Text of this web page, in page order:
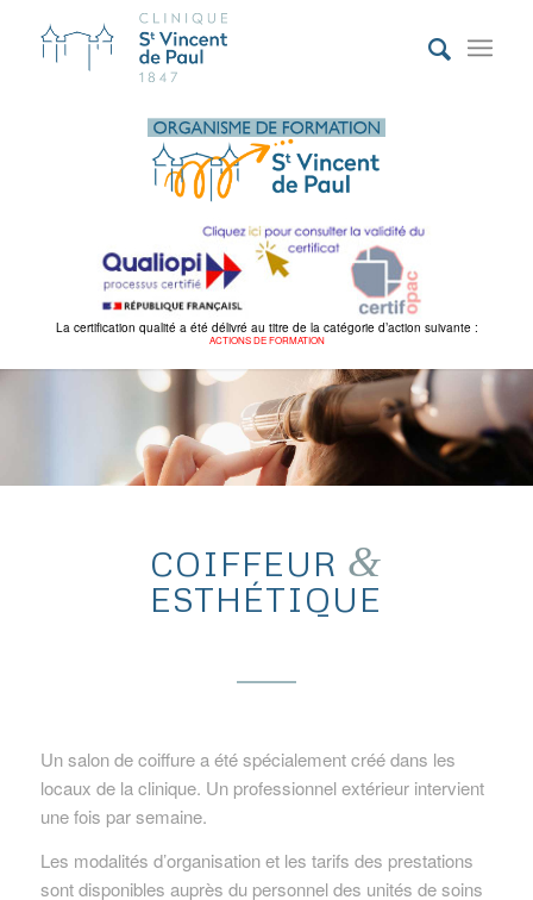
La certification qualité a été délivré au titre de la catégorie d’action suivante :
ACTIONS DE FORMATION
COIFFEUR &
ESTHÉTIQUE
Un salon de coiffure a été spécialement créé dans les
locaux de la clinique. Un professionnel extérieur intervient
une fois par semaine.
Les modalités d’organisation et les tarifs des prestations
sont disponibles auprès du personnel des unités de soins